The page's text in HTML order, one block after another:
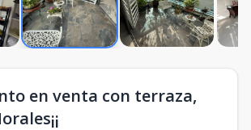
en venta con terraza,